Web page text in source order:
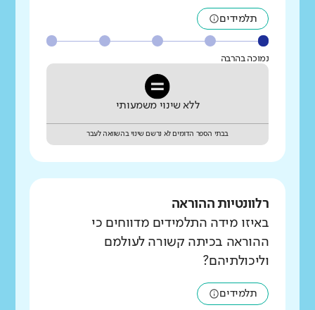
תלמידים
נמוכה בהרבה
ללא שינוי משמעותי
בבתי הספר הדומים לא נרשם שינוי בהשוואה לעבר
רלוונטיות ההוראה
באיזו מידה התלמידים מדווחים כי
ההוראה בכיתה קשורה לעולמם
וליכולתיהם?
תלמידים